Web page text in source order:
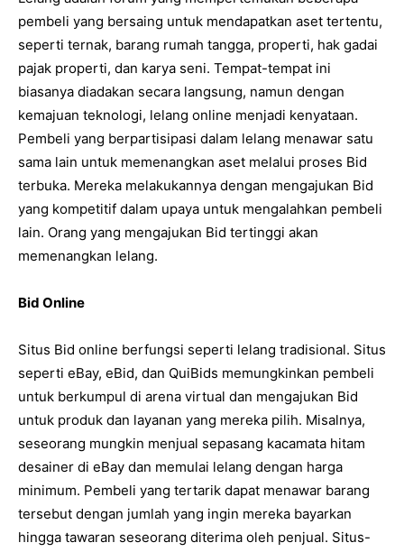
pembeli yang bersaing untuk mendapatkan aset tertentu,
seperti ternak, barang rumah tangga, properti, hak gadai
pajak properti, dan karya seni. Tempat-tempat ini
biasanya diadakan secara langsung, namun dengan
kemajuan teknologi, lelang online menjadi kenyataan.
Pembeli yang berpartisipasi dalam lelang menawar satu
sama lain untuk memenangkan aset melalui proses Bid
terbuka. Mereka melakukannya dengan mengajukan Bid
yang kompetitif dalam upaya untuk mengalahkan pembeli
lain. Orang yang mengajukan Bid tertinggi akan
memenangkan lelang.
Bid Online
Situs Bid online berfungsi seperti lelang tradisional. Situs
seperti eBay, eBid, dan QuiBids memungkinkan pembeli
untuk berkumpul di arena virtual dan mengajukan Bid
untuk produk dan layanan yang mereka pilih. Misalnya,
seseorang mungkin menjual sepasang kacamata hitam
desainer di eBay dan memulai lelang dengan harga
minimum. Pembeli yang tertarik dapat menawar barang
tersebut dengan jumlah yang ingin mereka bayarkan
hingga tawaran seseorang diterima oleh penjual. Situs-